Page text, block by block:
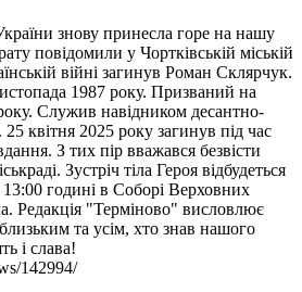
знову принесла горе на нашу
повідомили у Чортківській міській
війні загинув Роман Склярчук.
1987 року. Призваний на
Служив навідником десантно-
квітня 2025 року загинув під час
З тих пір вважався безвісти
Зустріч тіла Героя відбудеться
годині в Соборі Верховних
Редакція "Терміново" висловлює
та усім, хто знав нашого
і слава!
142994/